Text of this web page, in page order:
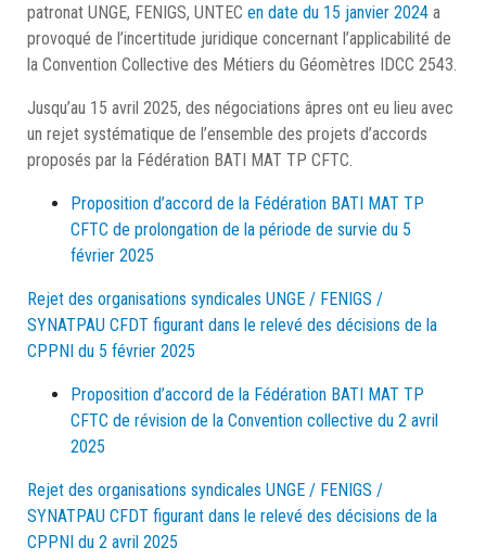
patronat UNGE, FENIGS, UNTEC en date du 15 janvier 2024 a
provoqué de l’incertitude juridique concernant l’applicabilité de
la Convention Collective des Métiers du Géomètres IDCC 2543.
Jusqu’au 15 avril 2025, des négociations âpres ont eu lieu avec
un rejet systématique de l’ensemble des projets d’accords
proposés par la Fédération BATI MAT TP CFTC.
Proposition d’accord de la Fédération BATI MAT TP
CFTC de prolongation de la période de survie du 5
février 2025
Rejet des organisations syndicales UNGE / FENIGS /
SYNATPAU CFDT figurant dans le relevé des décisions de la
CPPNI du 5 février 2025
Proposition d’accord de la Fédération BATI MAT TP
CFTC de révision de la Convention collective du 2 avril
2025
Rejet des organisations syndicales UNGE / FENIGS /
SYNATPAU CFDT figurant dans le relevé des décisions de la
CPPNI du 2 avril 2025